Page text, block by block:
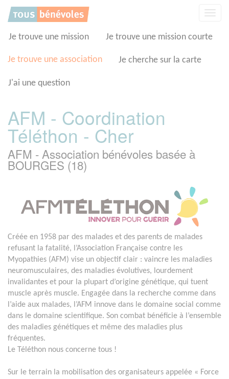
Je trouve une mission Je trouve une mission courte
Je trouve une association Je cherche sur la carte
J'ai une question
AFM - Coordination
Téléthon - Cher
AFM - Association bénévoles basée à
BOURGES (18)
Créée en 1958 par des malades et des parents de malades
refusant la fatalité, l’Association Française contre les
Myopathies (AFM) vise un objectif clair : vaincre les maladies
neuromusculaires, des maladies évolutives, lourdement
invalidantes et pour la plupart d’origine génétique, qui tuent
muscle après muscle. Engagée dans la recherche comme dans
l’aide aux malades, l’AFM innove dans le domaine social comme
dans le domaine scientifique. Son combat bénéficie à l’ensemble
des maladies génétiques et même des maladies plus
fréquentes.
Le Téléthon nous concerne tous !
Sur le terrain la mobilisation des organisateurs appelée « Force
Panneau de gestion des cookies